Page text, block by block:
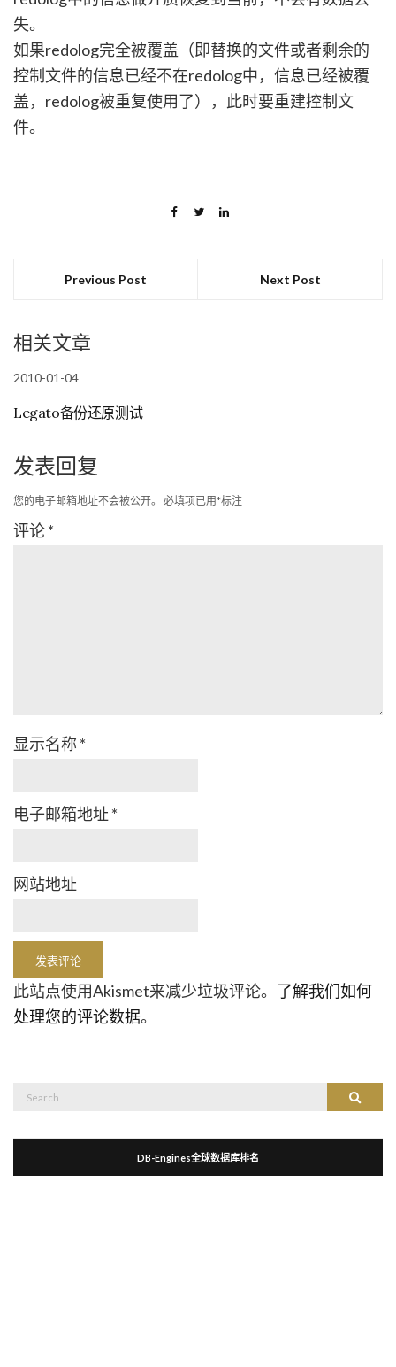
失。
如果redolog完全被覆盖（即替换的文件或者剩余的
控制文件的信息已经不在redolog中，信息已经被覆
盖，redolog被重复使用了），此时要重建控制文
件。
Previous Post Next Post
相关文章
2010-01-04
Legato备份还原测试
发表回复
您的电子邮箱地址不会被公开。 必填项已用*标注
评论*
显示名称 *
电子邮箱地址 *
网站地址
此站点使用Akismet来减少垃圾评论。 了解我们如何
处理您的评论数据。
Search
DB-Engines全球数据库排名